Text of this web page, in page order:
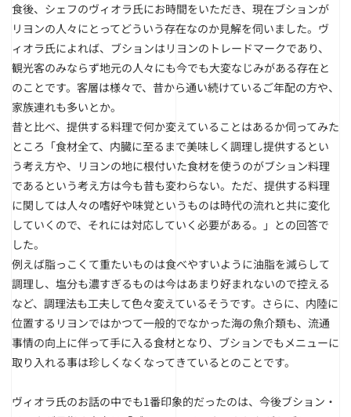
食後、シェフのヴィオラ氏にお時間をいただき、現在ブションが
リヨンの人々にとってどういう存在なのか見解を伺いました。ヴ
ィオラ氏によれば、ブションはリヨンのトレードマークであり、
観光客のみならず地元の人々にも今でも大変なじみがある存在と
のことです。客層は様々で、昔から通い続けているご年配の方や、
家族連れも多いとか。
昔と比べ、提供する料理で何か変えていることはあるか伺ってみた
ところ「食材全て、内臓に至るまで美味しく調理し提供するとい
う考え方や、リヨンの地に根付いた食材を使うのがブション料理
であるという考え方は今も昔も変わらない。ただ、提供する料理
に関しては人々の嗜好や味覚というものは時代の流れと共に変化
していくので、それには対応していく必要がある。」との回答で
した。
例えば脂っこくて重たいものは食べやすいように油脂を減らして
調理し、塩分も濃すぎるものは今はあまり好まれないので控える
など、調理法も工夫して色々変えているそうです。さらに、内陸に
位置するリヨンではかつて一般的でなかった海の魚介類も、流通
事情の向上に伴って手に入る食材となり、ブションでもメニューに
取り入れる事は珍しくなくなってきているとのことです。
ヴィオラ氏のお話の中でも1番印象的だったのは、今後ブション・